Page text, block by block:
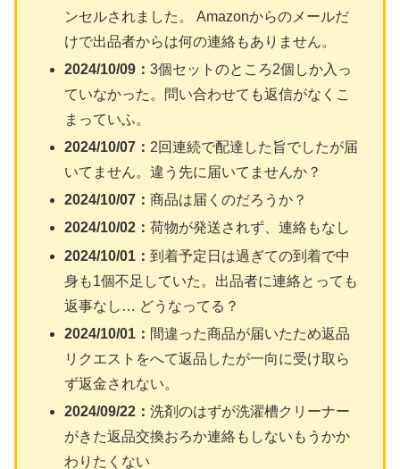
ンセルされました。 Amazonからのメールだ
けで出品者からは何の連絡もありません。
2024/10/09：3個セットのところ2個しか入っ
ていなかった。問い合わせても返信がなくこ
まっていふ。
2024/10/07： 2回連続で配達した旨でしたが届
いてません。違う先に届いてませんか？
2024/10/07：商品は届くのだろうか？
2024/10/02：荷物が発送されず、連絡もなし
2024/10/01：到着予定日は過ぎての到着で中
身も1個不足していた。出品者に連絡とっても
返事なし… どうなってる？
2024/10/01： 間違った商品が届いたため返品
リクエストをへて返品したが一向に受け取ら
ず返金されない。
2024/09/22：洗剤のはずが洗濯槽クリーナー
がきた返品交換おろか連絡もしないもうかか
わりたくない